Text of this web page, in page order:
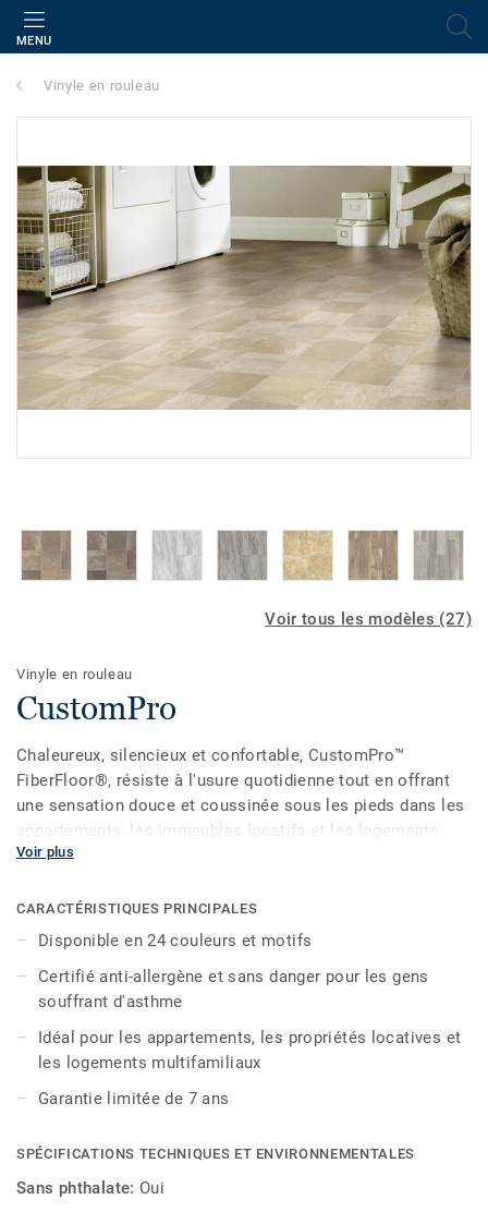
MENU
Vinyle en rouleau
Voir tous les modèles (27)
Vinyle en rouleau
CustomPro
Chaleureux, silencieux et confortable, CustomPro™
FiberFloor®, résiste à l'usure quotidienne tout en offrant
une sensation douce et coussinée sous les pieds dans les
appartements, les immeubles locatifs et les logements
multifamiliaux. CustomPro est peu coûteux, facile à
l'humidité de CustomPro le rendent idéal pour les salles de
bains et les buanderies.
Voir plus
CARACTÉRISTIQUES PRINCIPALES
Disponible en 24 couleurs et motifs
Certifié anti-allergène et sans danger pour les gens
souffrant d'asthme
Idéal pour les appartements, les propriétés locatives et
les logements multifamiliaux
Garantie limitée de 7 ans
SPÉCIFICATIONS TECHNIQUES ET ENVIRONNEMENTALES
Sans phthalate:Oui